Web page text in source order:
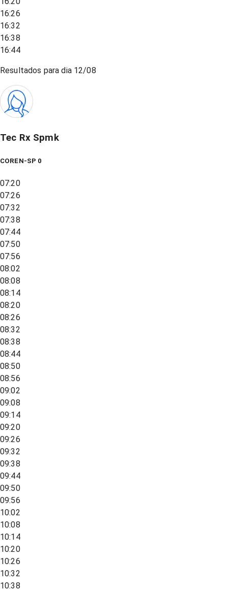
16:26
16:32
16:38
16:44
Resultados para dia 12/08
Tec Rx Spmk
COREN-SP 0
07:20
07:26
07:32
07:38
07:44
07:50
07:56
08:02
08:08
08:14
08:20
08:26
08:32
08:38
08:44
08:50
08:56
09:02
09:08
09:14
09:20
09:26
09:32
09:38
09:44
09:50
09:56
10:02
10:08
10:14
10:20
10:26
10:32
10:38